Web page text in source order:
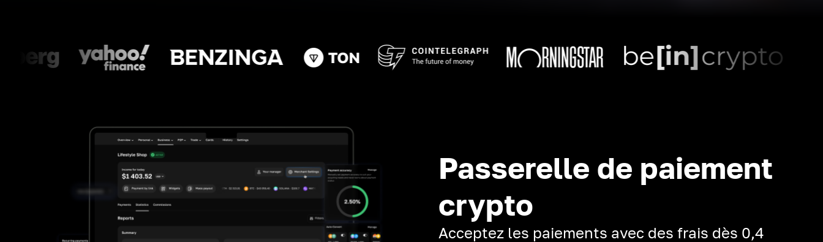
Passerelle de paiement
crypto
Acceptez les paiements avec des frais dès 0,4